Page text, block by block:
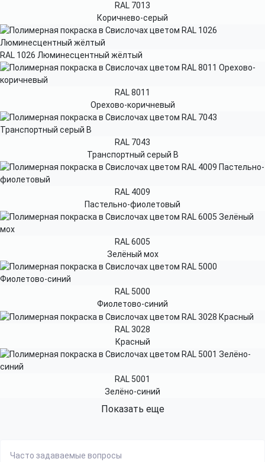
RAL 7013
Коричнево-серый
RAL 1026 Люминесцентный жёлтый
RAL 8011
Орехово-коричневый
RAL 7043
Транспортный серый B
RAL 4009
Пастельно-фиолетовый
RAL 6005
Зелёный мох
RAL 5000
Фиолетово-синий
RAL 3028
Красный
RAL 5001
Зелёно-синий
Показать еще
Часто задаваемые вопросы